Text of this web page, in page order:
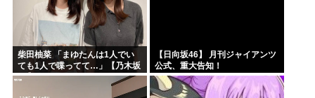
柴田柚菜 「まゆたんは1人でい
ても1人で喋ってて…」【乃木坂
46】
【日向坂46】 月刊ジャイアンツ
公式、重大告知！